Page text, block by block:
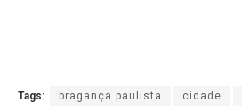
Tags: bragança paulista cidade